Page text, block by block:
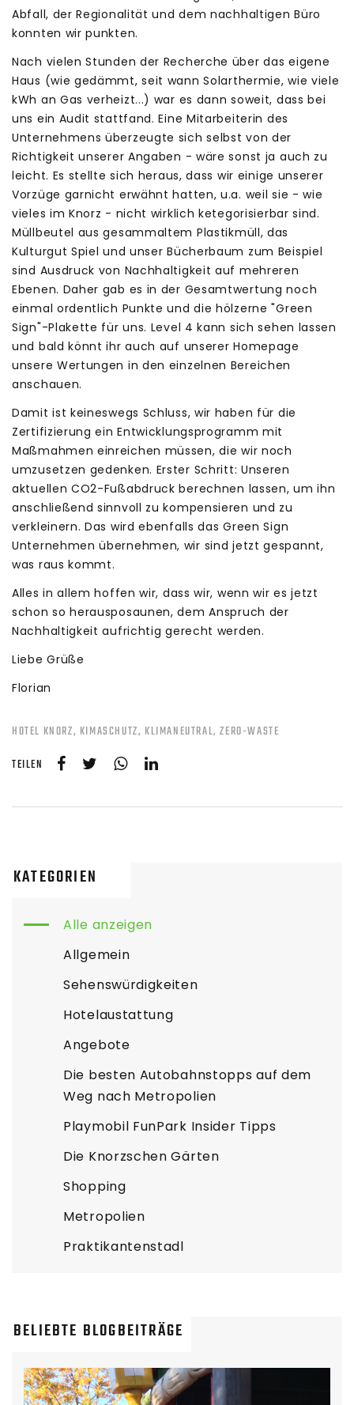
Abfall, der Regionalität und dem nachhaltigen Büro
konnten wir punkten.
Nach vielen Stunden der Recherche über das eigene
Haus (wie gedämmt, seit wann Solarthermie, wie viele
kWh an Gas verheizt...) war es dann soweit, dass bei
uns ein Audit stattfand. Eine Mitarbeiterin des
Unternehmens überzeugte sich selbst von der
Richtigkeit unserer Angaben - wäre sonst ja auch zu
leicht. Es stellte sich heraus, dass wir einige unserer
Vorzüge garnicht erwähnt hatten, u.a. weil sie - wie
vieles im Knorz - nicht wirklich ketegorisierbar sind.
Müllbeutel aus gesammaltem Plastikmüll, das
Kulturgut Spiel und unser Bücherbaum zum Beispiel
sind Ausdruck von Nachhaltigkeit auf mehreren
Ebenen. Daher gab es in der Gesamtwertung noch
einmal ordentlich Punkte und die hölzerne "Green
Sign"-Plakette für uns. Level 4 kann sich sehen lassen
und bald könnt ihr auch auf unserer Homepage
unsere Wertungen in den einzelnen Bereichen
anschauen.
Damit ist keineswegs Schluss, wir haben für die
Zertifizierung ein Entwicklungsprogramm mit
Maßmahmen einreichen müssen, die wir noch
umzusetzen gedenken. Erster Schritt: Unseren
aktuellen CO2-Fußabdruck berechnen lassen, um ihn
anschließend sinnvoll zu kompensieren und zu
verkleinern. Das wird ebenfalls das Green Sign
Unternehmen übernehmen, wir sind jetzt gespannt,
was raus kommt.
Alles in allem hoffen wir, dass wir, wenn wir es jetzt
schon so herausposaunen, dem Anspruch der
Nachhaltigkeit aufrichtig gerecht werden.
Liebe Grüße
Florian
HOTEL KNORZ KIMASCHUTZ KLIMANEUTRAL ZERO-WASTE
TEILEN
KATEGORIEN
Alle anzeigen
Allgemein
Sehenswürdigkeiten
Hotelaustattung
Angebote
Die besten Autobahnstopps auf dem
Weg nach Metropolien
Playmobil FunPark Insider Tipps
Die Knorzschen Gärten
Shopping
Metropolien
Praktikantenstadl
BELIEBTE BLOGBEITRÄGE